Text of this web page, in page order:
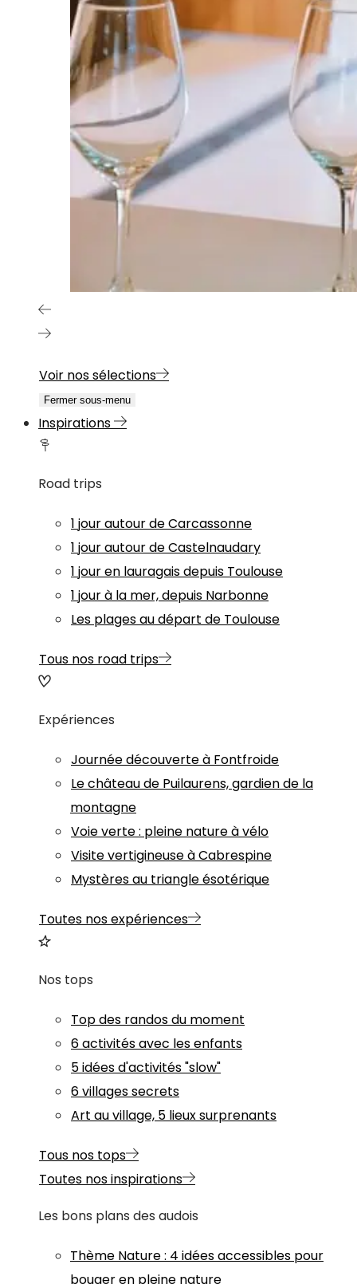
Voir nos sélections
Fermer sous-menu
Inspirations
Road trips
1 jour autour de Carcassonne
1 jour autour de Castelnaudary
1 jour en lauragais depuis Toulouse
1 jour à la mer, depuis Narbonne
Les plages au départ de Toulouse
Tous nos road trips
Expériences
Journée découverte à Fontfroide
Le château de Puilaurens, gardien de la
montagne
Voie verte : pleine nature à vélo
Visite vertigineuse à Cabrespine
Mystères au triangle ésotérique
Toutes nos expériences
Nos tops
Top des randos du moment
6 activités avec les enfants
5 idées d'activités "slow"
6 villages secrets
Art au village, 5 lieux surprenants
Tous nos tops
Toutes nos inspirations
Les bons plans des audois
Thème Nature: 4 idées accessibles pour
bouger en pleine nature